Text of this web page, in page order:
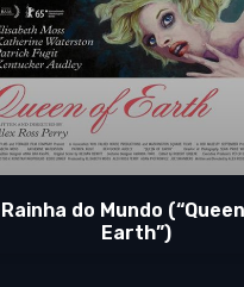
Rainha do Mundo
Earth”)